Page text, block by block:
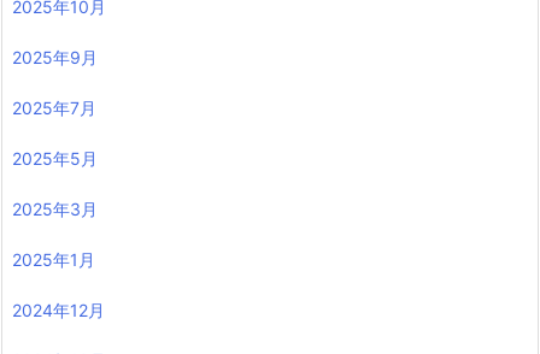
2025年10月
2025年9月
2025年7月
2025年5月
2025年3月
2025年1月
2024年12月